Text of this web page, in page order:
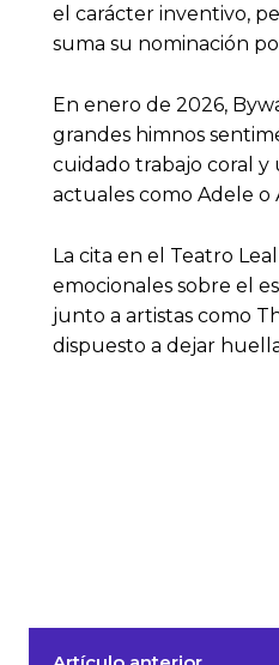
el carácter inventivo,
suma su nominación
En enero de 2026,
grandes himnos
cuidado trabajo coral y
actuales como Adele o
La cita en el Teatro
emocionales sobre el
junto a artistas como
dispuesto a dejar